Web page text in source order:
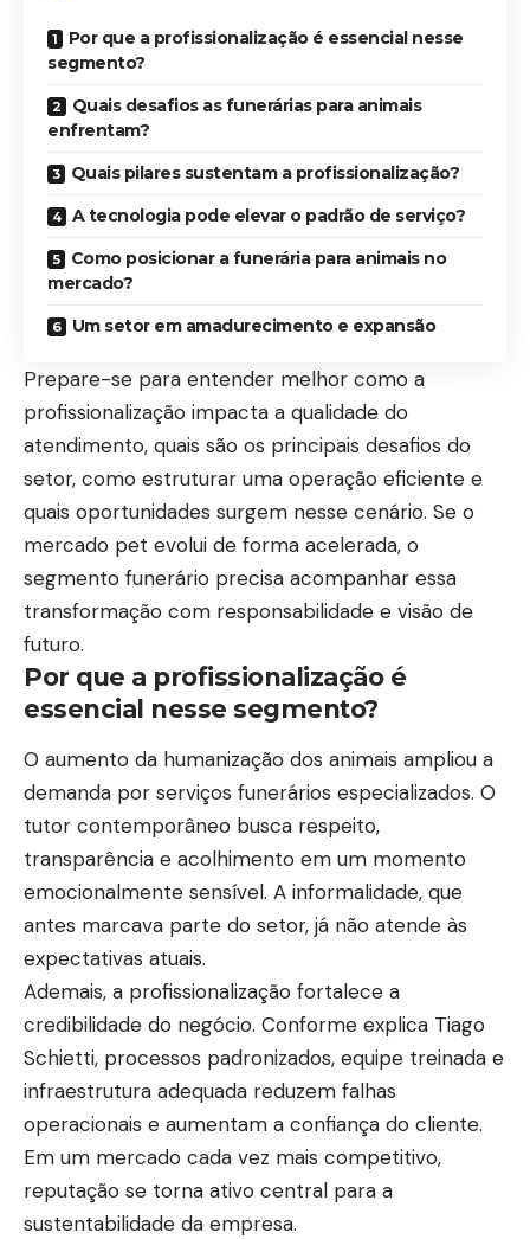
Por que a profissionalização é essencial nesse
segmento?
Quais desafios as funerárias para animais
enfrentam?
Quais pilares sustentam a profissionalização?
A tecnologia pode elevar o padrão de serviço?
Como posicionar a funerária para animais no
mercado?
Um setor em amadurecimento e expansão
Prepare-se para entender melhor como a
profissionalização impacta a qualidade do
atendimento, quais são os principais desafios do
setor, como estruturar uma operação eficiente e
quais oportunidades surgem nesse cenário. Se o
mercado pet evolui de forma acelerada, o
segmento funerário precisa acompanhar essa
transformação com responsabilidade e visão de
futuro.
Por que a profissionalização é
essencial nesse segmento?
O aumento da humanização dos animais ampliou a
demanda por serviços funerários especializados. O
tutor contemporâneo busca respeito,
transparência e acolhimento em um momento
emocionalmente sensível. A informalidade, que
antes marcava parte do setor, já não atende às
expectativas atuais.
Ademais, a profissionalização fortalece a
credibilidade do negócio. Conforme explica Tiago
Schietti, processos padronizados, equipe treinada e
infraestrutura adequada reduzem falhas
operacionais e aumentam a confiança do cliente.
Em um mercado cada vez mais competitivo,
reputação se torna ativo central para a
sustentabilidade da empresa.